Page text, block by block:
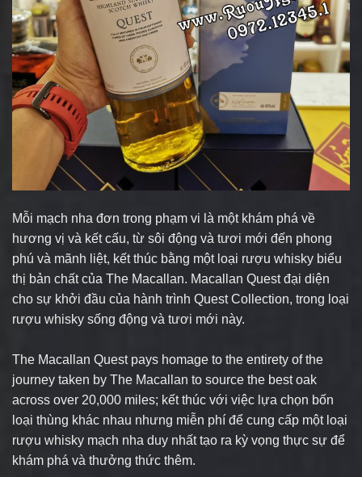
Mỗi mạch nha đơn trong phạm vi là một khám phá về
hương vị và kết cấu, từ sôi động và tươi mới đến phong
phú và mãnh liệt, kết thúc bằng một loại rượu whisky biểu
thị bản chất của The Macallan. Macallan Quest đại diện
cho sự khởi đầu của hành trình Quest Collection, trong loại
rượu whisky sống động và tươi mới này.
The Macallan Quest pays homage to the entirety of the
journey taken by The Macallan to source the best oak
across over 20,000 miles; kết thúc với việc lựa chọn bốn
loại thùng khác nhau nhưng miễn phí để cung cấp một loại
rượu whisky mạch nha duy nhất tạo ra kỳ vọng thực sự để
khám phá và thưởng thức thêm.